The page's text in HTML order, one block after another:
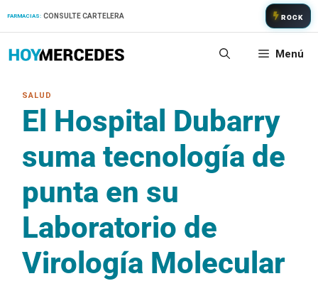
FARMACIAS: CONSULTE CARTELERA ROCK
Menú
El Hospital Dubarry
suma tecnología de
punta en su
Laboratorio de
Virología Molecular